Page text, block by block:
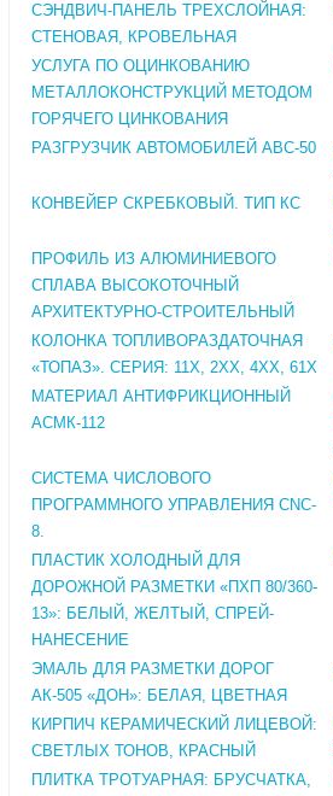
СЭНДВИЧ-ПАНЕЛЬ ТРЕХСЛОЙНАЯ:
СТЕНОВАЯ, КРОВЕЛЬНАЯ
УСЛУГА ПО ОЦИНКОВАНИЮ
МЕТАЛЛОКОНСТРУКЦИЙ МЕТОДОМ
ГОРЯЧЕГО ЦИНКОВАНИЯ
РАЗГРУЗЧИК АВТОМОБИЛЕЙ АВС-50
КОНВЕЙЕР СКРЕБКОВЫЙ. ТИП КС
ПРОФИЛЬ ИЗ АЛЮМИНИЕВОГО
СПЛАВА ВЫСОКОТОЧНЫЙ
АРХИТЕКТУРНО-СТРОИТЕЛЬНЫЙ
КОЛОНКА ТОПЛИВОРАЗДАТОЧНАЯ
«ТОПАЗ». СЕРИЯ: 11Х, 2ХХ, 4ХХ, 61Х
МАТЕРИАЛ АНТИФРИКЦИОННЫЙ
АСМК-112
СИСТЕМА ЧИСЛОВОГО
ПРОГРАММНОГО УПРАВЛЕНИЯ CNC-
8.
ПЛАСТИК ХОЛОДНЫЙ ДЛЯ
ДОРОЖНОЙ РАЗМЕТКИ «ПХП 80/360-
13»: БЕЛЫЙ, ЖЕЛТЫЙ, СПРЕЙ-
НАНЕСЕНИЕ
ЭМАЛЬ ДЛЯ РАЗМЕТКИ ДОРОГ
АК-505 «ДОН»: БЕЛАЯ, ЦВЕТНАЯ
КИРПИЧ КЕРАМИЧЕСКИЙ ЛИЦЕВОЙ:
СВЕТЛЫХ ТОНОВ, КРАСНЫЙ
ПЛИТКА ТРОТУАРНАЯ: БРУСЧАТКА,